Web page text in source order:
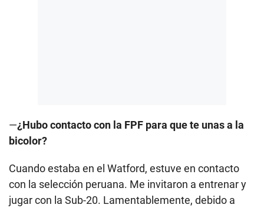
—¿Hubo contacto con la FPF para que te unas a la
bicolor?
Cuando estaba en el Watford, estuve en contacto
con la selección peruana. Me invitaron a entrenar y
jugar con la Sub-20. Lamentablemente, debido a